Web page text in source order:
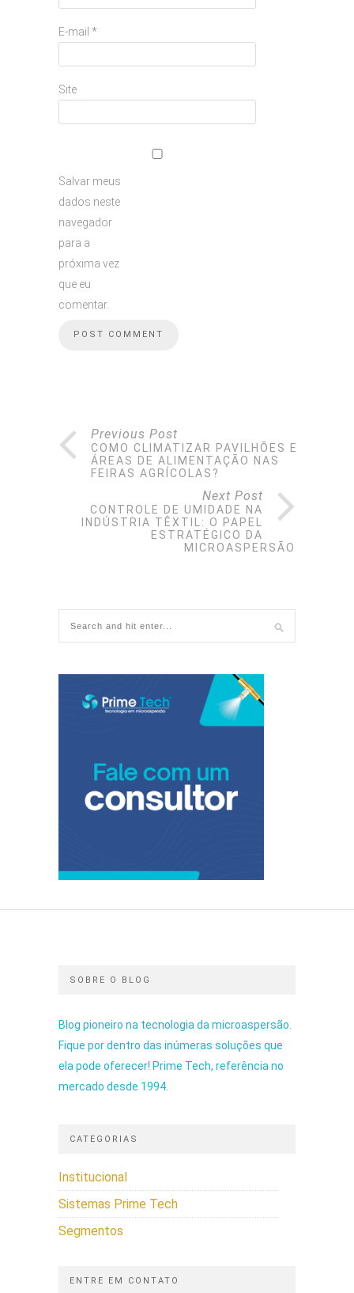
E-mail *
Site
Salvar meus
dados neste
navegador
para a
próxima vez
que eu
comentar.
Previous Post
COMO CLIMATIZAR PAVILHÕES E
ÁREAS DE ALIMENTAÇÃO NAS
FEIRAS AGRÍCOLAS?
Next Post
CONTROLE DE UMIDADE NA
INDÚSTRIA TÊXTIL: O PAPEL
ESTRATÉGICO DA
MICROASPERSÃO
SOBRE O BLOG
Blog pioneiro na tecnologia da microaspersão.
Fique por dentro das inúmeras soluções que
ela pode oferecer! Prime Tech, referência no
mercado desde 1994.
CATEGORIAS
Institucional
Sistemas Prime Tech
Segmentos
ENTRE EM CONTATO